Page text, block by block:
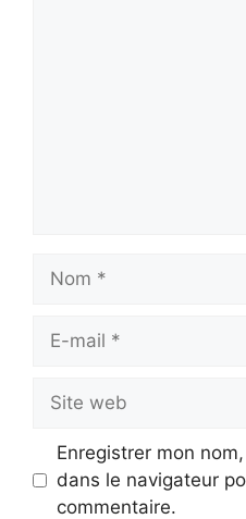
mail
web
Enregistrer mon
dans le navigateur
commentaire.